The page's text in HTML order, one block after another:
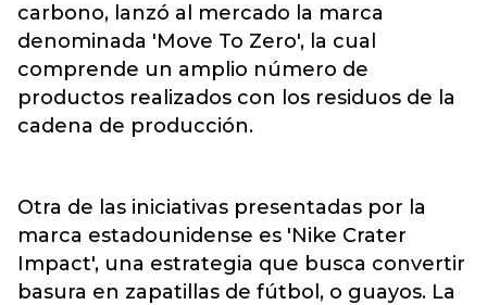
carbono, lanzó al mercado la marca
denominada 'Move To Zero', la cual
comprende un amplio número de
productos realizados con los residuos de la
cadena de producción.
Otra de las iniciativas presentadas por la
marca estadounidense es 'Nike Crater
Impact', una estrategia que busca convertir
basura en zapatillas de fútbol, o guayos. La